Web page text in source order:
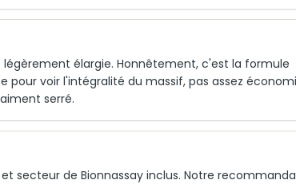
élargie. Honnêtement, c'est la formule
voir l'intégralité du massif, pas assez
serré.
secteur de Bionnassay inclus. Notre